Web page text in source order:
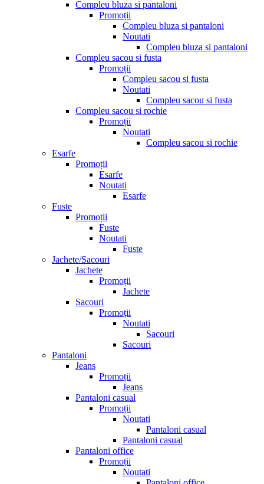
Compleu bluza si pantaloni
Promoții
Compleu bluza si pantaloni
Noutati
Compleu bluza si pantaloni
Compleu sacou si fusta
Promoții
Compleu sacou si fusta
Noutati
Compleu sacou si fusta
Compleu sacou si rochie
Promoții
Noutati
Compleu sacou si rochie
Esarfe
Promoții
Esarfe
Noutati
Esarfe
Fuste
Promoții
Fuste
Noutati
Fuste
Jachete/Sacouri
Jachete
Promoții
Jachete
Sacouri
Promoții
Noutati
Sacouri
Sacouri
Pantaloni
Jeans
Promoții
Jeans
Pantaloni casual
Promoții
Noutati
Pantaloni casual
Pantaloni casual
Pantaloni office
Promoții
Noutati